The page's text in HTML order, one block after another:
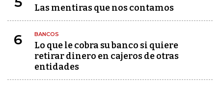
Las mentiras que nos contamos
6 BANCOS
Lo que le cobra su banco si quiere
retirar dinero en cajeros de otras
entidades